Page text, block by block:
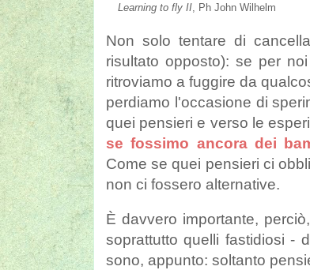
Learning to fly II , Ph John Wilhelm
Non solo tentare di
risultato opposto): se per
ritroviamo a fuggire da
perdiamo l'occasione di
quei pensieri e verso le
se fossimo ancora dei
Come se quei pensieri ci
non ci fossero alternative.
È davvero importante,
soprattutto quelli fastidiosi -
sono, appunto: soltanto